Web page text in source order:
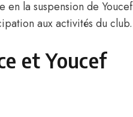
en la suspension de Youcef
aux activités du club.
et Youcef